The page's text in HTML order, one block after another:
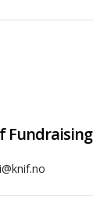
Fundraising